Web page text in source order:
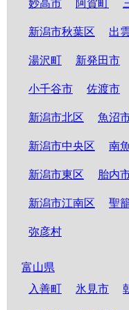
妙高市 阿賀町
新潟市秋葉区 出
湯沢町 新発田市
小千谷市 佐渡市
新潟市北区 魚沼
新潟市中央区 南
新潟市東区 胎内
新潟市江南区 聖
弥彦村
富山県
入善町
氷見市